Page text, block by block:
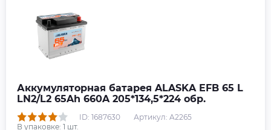
Аккумуляторная батарея ALASKA EFB 65 L
LN2/L2 65Ah 660A 205*134,5*224 обр.
ID: 1687630
Артикул: A2265
В упаковке: 1 шт.